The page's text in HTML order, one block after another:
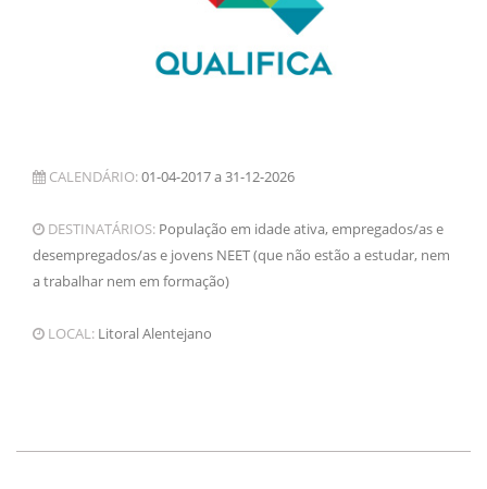
CALENDÁRIO:01-04-2017 a 31-12-2026
DESTINATÁRIOS: População em idade ativa, empregados/as e
desempregados/as e jovens NEET (que não estão a estudar, nem
a trabalhar nem em formação)
LOCAL: Litoral Alentejano